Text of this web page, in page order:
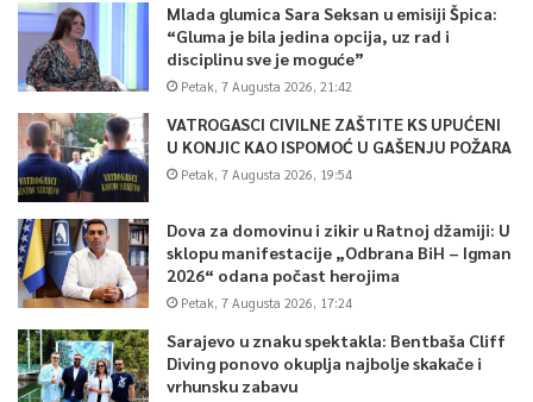
Mlada glumica Sara Seksan u emisiji Špica:
“Gluma je bila jedina opcija, uz rad i
disciplinu sve je moguće”
Petak, 7 Augusta 2026, 21:42
VATROGASCI CIVILNE ZAŠTITE KS UPUĆENI
U KONJIC KAO ISPOMOĆ U GAŠENJU POŽARA
Petak, 7 Augusta 2026, 19:54
Dova za domovinu i zikir u Ratnoj džamiji: U
sklopu manifestacije „Odbrana BiH – Igman
2026“ odana počast herojima
Petak, 7 Augusta 2026, 17:24
Sarajevo u znaku spektakla: Bentbaša Cliff
Diving ponovo okuplja najbolje skakače i
vrhunsku zabavu